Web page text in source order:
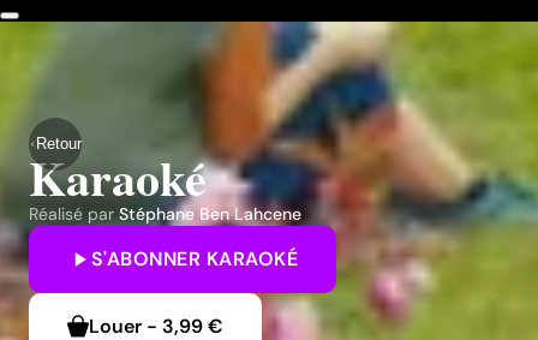
Retour
Karaoké
Réalisé par Stéphane Ben Lahcene
S'ABONNER KARAOKÉ
Louer - 3,99 €